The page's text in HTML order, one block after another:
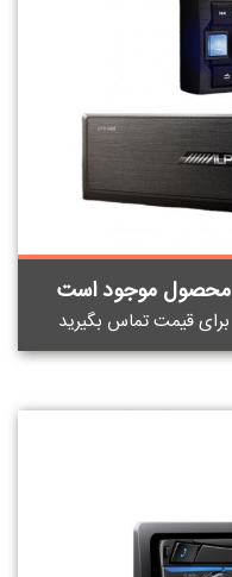
محصول موجود است
برای قيمت تماس بگيريد